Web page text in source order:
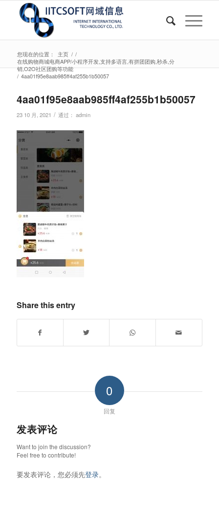
您现在的位置： 主页 / /
在线购物商城电商APP/小程序开发,支持多语言,有拼团团购,秒杀,分
销,O2O社区团购等功能
/ 4aa01f95e8aab985ff4af255b1b50057
4aa01f95e8aab985ff4af255b1b50057
23 10 月, 2021 / 通过： admin
Share this entry
0
回复
发表评论
Want to join the discussion?
Feel free to contribute!
要发表评论，您必须先登录。